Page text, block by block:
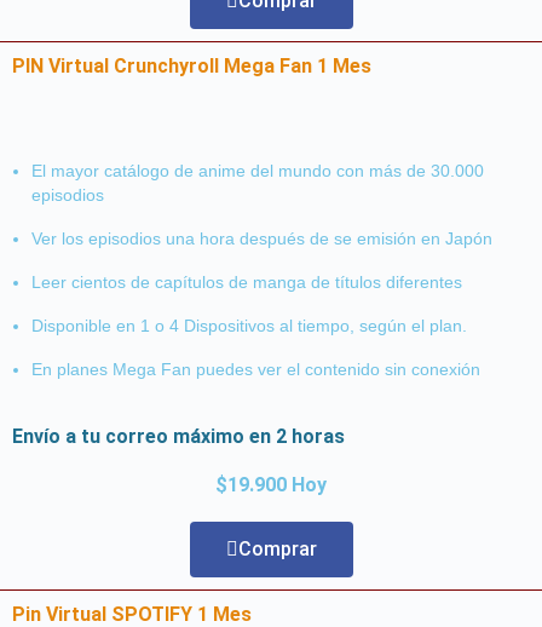
PIN Virtual Crunchyroll Mega Fan 1 Mes
El mayor catálogo de anime del mundo con más de 30.000
episodios
Ver los episodios una hora después de se emisión en Japón
Leer cientos de capítulos de manga de títulos diferentes
Disponible en 1 o 4 Dispositivos al tiempo, según el plan.
En planes Mega Fan puedes ver el contenido sin conexión
Envío a tu correo máximo en 2 horas
$19.900 Hoy
Comprar
Pin Virtual SPOTIFY 1 Mes